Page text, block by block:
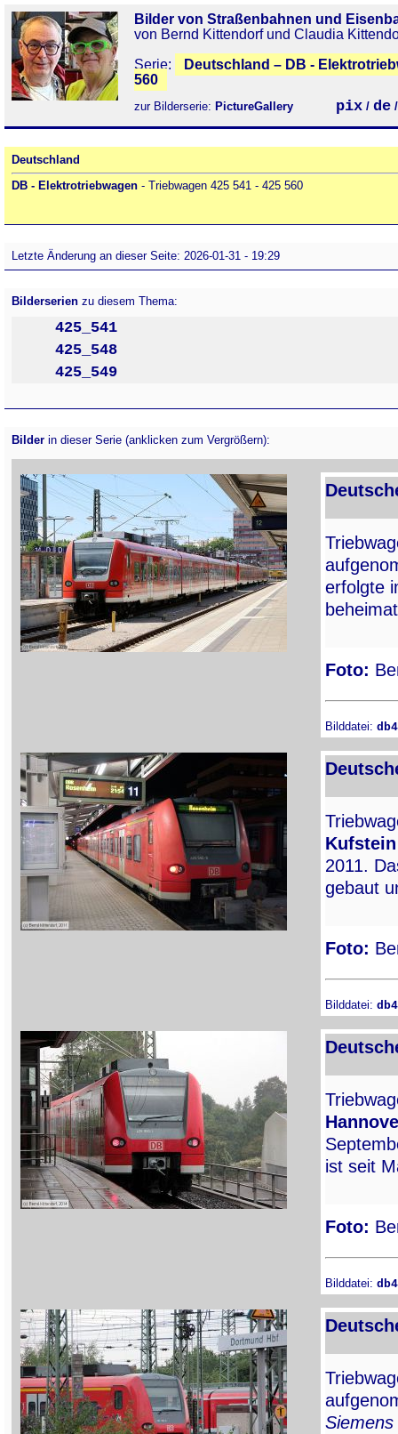
Bilder von Straßenbahnen und
von Bernd Kittendorf und Claudia
Serie:
Deutschland – DB -
560
zur Bilderserie: PictureGallery pix / de
Deutschland
DB - Elektrotriebwagen - Triebwagen 425 541 - 425 560
Letzte Änderung an dieser Seite: 2026-01-31 - 19:29
Bilderserien zu diesem Thema:
425_541
425_548
425_549
Bilder in dieser Serie (anklicken zum Vergrößern):
erfolgte
Foto:
Bilddatei:
Kufstein
2011.
gebaut
Foto:
Bilddatei:
ist seit
Foto:
Bilddatei:
Siemens